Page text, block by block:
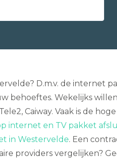
D.m.v. de internet
Wekelijks
Caiway. Vaak is de
internet en TV pakket
in Westervelde. Een
providers vergelijken?